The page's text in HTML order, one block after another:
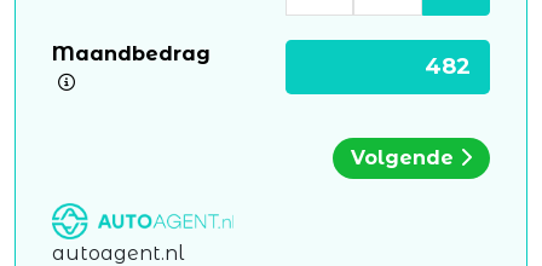
Maandbedrag
autoagent.nl
Volgende